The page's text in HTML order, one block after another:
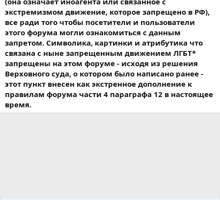
экстремизмом движение, которое запрещено в РФ),
все ради того чтобы посетители и пользователи
этого форума могли ознакомиться с данным
запретом. Символика, картинки и атрибутика что
связана с ныне запрещенным движением ЛГБТ*
запрещены на этом форуме - исходя из решения
Верховного суда, о котором было написано ранее -
этот пункт внесен как экстренное дополнение к
правилам форума части 4 параграфа 12 в настоящее
время.